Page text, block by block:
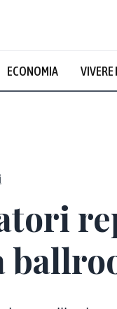
ECONOMIA VIVERE